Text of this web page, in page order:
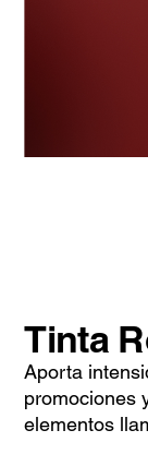
Tinta
Aporta
promociones
elementos